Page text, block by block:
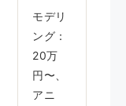
モデリ
ング：
20万
円〜、
アニ